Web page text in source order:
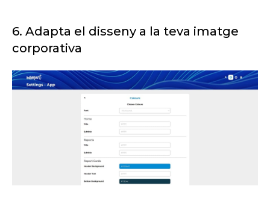
6. Adapta el disseny a la teva imatge
corporativa